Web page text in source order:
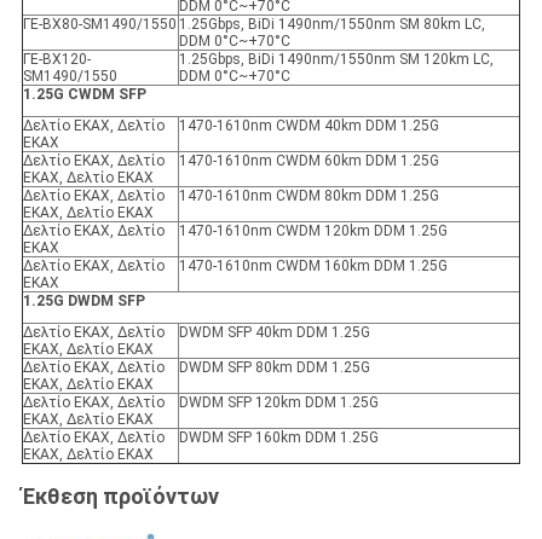
DDM 0°C~+70°C
ΓΕ-ΒΧ80-SM1490/1550 1.25Gbps, BiDi 1490nm/1550nm SM 80km LC,
DDM 0°C~+70°C
ΓΕ-ΒΧ120-
SM1490/1550
1.25Gbps, BiDi 1490nm/1550nm SM 120km LC,
DDM 0°C~+70°C
1.25G CWDM SFP
Δελτίο ΕΚΑΧ, Δελτίο
ΕΚΑΧ
1470-1610nm CWDM 40km DDM 1.25G
Δελτίο ΕΚΑΧ, Δελτίο
ΕΚΑΧ, Δελτίο ΕΚΑΧ
1470-1610nm CWDM 60km DDM 1.25G
Δελτίο ΕΚΑΧ, Δελτίο
ΕΚΑΧ, Δελτίο ΕΚΑΧ
1470-1610nm CWDM 80km DDM 1.25G
Δελτίο ΕΚΑΧ, Δελτίο
ΕΚΑΧ
1470-1610nm CWDM 120km DDM 1.25G
Δελτίο ΕΚΑΧ, Δελτίο
ΕΚΑΧ
1470-1610nm CWDM 160km DDM 1.25G
1.25G DWDM SFP
Δελτίο ΕΚΑΧ, Δελτίο
ΕΚΑΧ, Δελτίο ΕΚΑΧ
DWDM SFP 40km DDM 1.25G
Δελτίο ΕΚΑΧ, Δελτίο
ΕΚΑΧ, Δελτίο ΕΚΑΧ
DWDM SFP 80km DDM 1.25G
Δελτίο ΕΚΑΧ, Δελτίο
ΕΚΑΧ, Δελτίο ΕΚΑΧ
DWDM SFP 120km DDM 1.25G
Δελτίο ΕΚΑΧ, Δελτίο
ΕΚΑΧ, Δελτίο ΕΚΑΧ
DWDM SFP 160km DDM 1.25G
Έκθεση προϊόντων